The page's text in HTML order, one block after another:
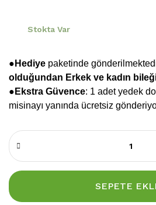
Stokta Var
●Hediye paketinde
olduğundan Erkek ve kadın
● Ekstra Güvence: 1 adet yedek
misinayı yanında ücretsiz
SEPETE